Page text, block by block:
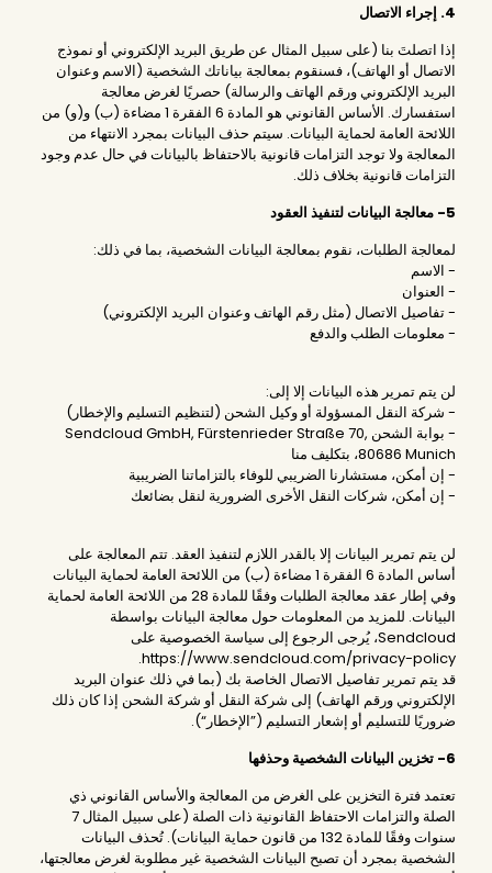
4. إجراء الاتصال
إذا اتصلتَ بنا (على سبيل المثال عن طريق البريد الإلكتروني أو نموذج
الاتصال أو الهاتف)، فسنقوم بمعالجة بياناتك الشخصية (الاسم وعنوان
البريد الإلكتروني ورقم الهاتف والرسالة) حصريًا لغرض معالجة
استفسارك. الأساس القانوني هو المادة 6 الفقرة 1 مضاءة (ب) و(و) من
اللائحة العامة لحماية البيانات. سيتم حذف البيانات بمجرد الانتهاء من
المعالجة ولا توجد التزامات قانونية بالاحتفاظ بالبيانات في حال عدم وجود
التزامات قانونية بخلاف ذلك.
5- معالجة البيانات لتنفيذ العقود
لمعالجة الطلبات، نقوم بمعالجة البيانات الشخصية، بما في ذلك:
- الاسم
- العنوان
- تفاصيل الاتصال (مثل رقم الهاتف وعنوان البريد الإلكتروني)
- معلومات الطلب والدفع
لن يتم تمرير هذه البيانات إلا إلى:
- شركة النقل المسؤولة أو وكيل الشحن (لتنظيم التسليم والإخطار)
- بوابة الشحن Sendcloud GmbH, Fürstenrieder Straße 70,
80686 Munich، بتكليف منا
- إن أمكن، مستشارنا الضريبي للوفاء بالتزاماتنا الضريبية
- إن أمكن، شركات النقل الأخرى الضرورية لنقل بضائعك
لن يتم تمرير البيانات إلا بالقدر اللازم لتنفيذ العقد. تتم المعالجة على
أساس المادة 6 الفقرة 1 مضاءة (ب) من اللائحة العامة لحماية البيانات
وفي إطار عقد معالجة الطلبات وفقًا للمادة 28 من اللائحة العامة لحماية
البيانات. للمزيد من المعلومات حول معالجة البيانات بواسطة
Sendcloud، يُرجى الرجوع إلى سياسة الخصوصية على
https://www.sendcloud.com/privacy-policy.
قد يتم تمرير تفاصيل الاتصال الخاصة بك (بما في ذلك عنوان البريد
الإلكتروني ورقم الهاتف) إلى شركة النقل أو شركة الشحن إذا كان ذلك
ضروريًا للتسليم أو إشعار التسليم (”الإخطار“).
6- تخزين البيانات الشخصية وحذفها
تعتمد فترة التخزين على الغرض من المعالجة والأساس القانوني ذي
الصلة والتزامات الاحتفاظ القانونية ذات الصلة (على سبيل المثال 7
سنوات وفقًا للمادة 132 من قانون حماية البيانات). تُحذف البيانات
الشخصية بمجرد أن تصبح البيانات الشخصية غير مطلوبة لغرض معالجتها،